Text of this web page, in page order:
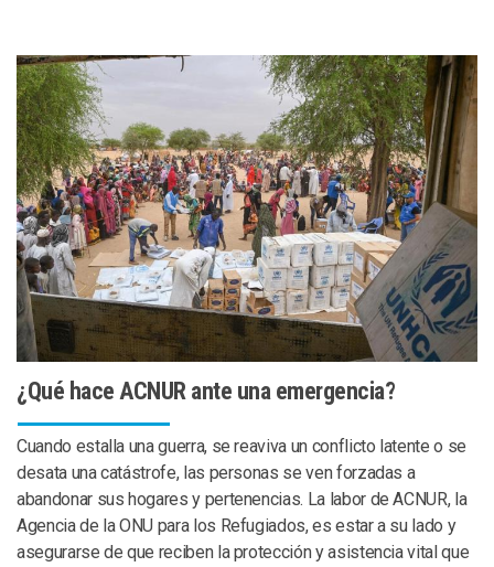
¿Qué hace ACNUR ante una emergencia?
Cuando estalla una guerra, se reaviva un conflicto latente o se
desata una catástrofe, las personas se ven forzadas a
abandonar sus hogares y pertenencias. La labor de ACNUR, la
Agencia de la ONU para los Refugiados, es estar a su lado y
asegurarse de que reciben la protección y asistencia vital que